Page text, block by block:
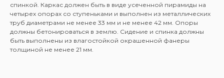
спинкой. Каркас должен быть в виде усеченной пирамиды на
четырех опорах со ступеньками и выполнен из металлических
труб диаметрами не менее 33 мм и не менее 42 мм. Опоры
должны бетонироваться в землю. Сидение и спинка должны
быть выполнены из влагостойкой окрашенной фанеры
толщиной не менее 21 мм.